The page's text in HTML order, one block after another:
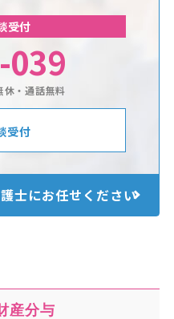
受付
039
休・通話無料
受付
士にお任せください
産分与